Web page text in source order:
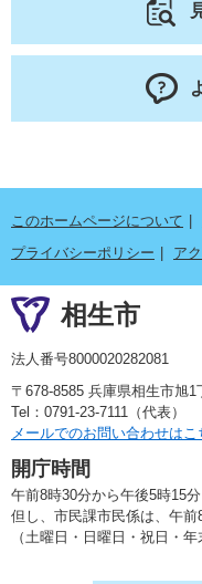
このホームページについて
プライバシーポリシー
ア
相生市
法人番号8000020282081
〒678-8585 兵庫県相生市旭1
Tel：0791-23-7111（代表）
メールでのお問い合わせはこ
開庁時間
午前8時30分から午後5時15
但し、市民課市民係は、午
（土曜日・日曜日・祝日・年